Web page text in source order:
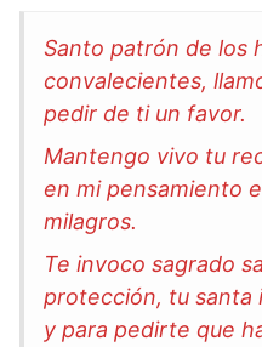
Santo patrón de los
convalecientes,
pedir de ti un favor.
Mantengo vivo tu
en mi pensamiento
milagros.
Te invoco sagrado
protección, tu santa
y para pedirte que